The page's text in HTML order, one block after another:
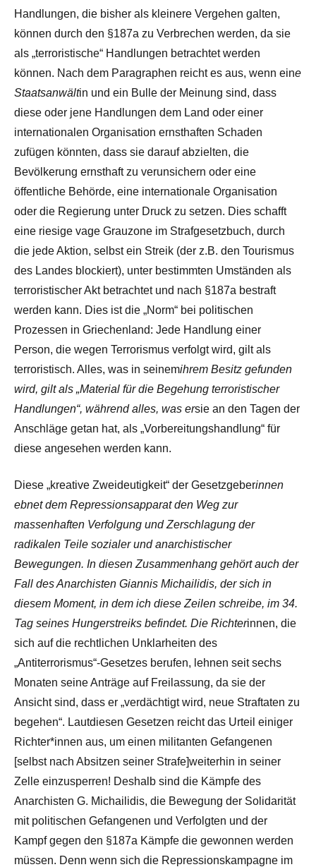
Handlungen, die bisher als kleinere Vergehen galten,
können durch den §187a zu Verbrechen werden, da sie
als „terroristische“ Handlungen betrachtet werden
können. Nach dem Paragraphen reicht es aus, wenn eine
Staatsanwältin und ein Bulle der Meinung sind, dass
diese oder jene Handlungen dem Land oder einer
internationalen Organisation ernsthaften Schaden
zufügen könnten, dass sie darauf abzielten, die
Bevölkerung ernsthaft zu verunsichern oder eine
öffentliche Behörde, eine internationale Organisation
oder die Regierung unter Druck zu setzen. Dies schafft
eine riesige vage Grauzone im Strafgesetzbuch, durch
die jede Aktion, selbst ein Streik (der z.B. den Tourismus
des Landes blockiert), unter bestimmten Umständen als
terroristischer Akt betrachtet und nach §187a bestraft
werden kann. Dies ist die „Norm“ bei politischen
Prozessen in Griechenland: Jede Handlung einer
Person, die wegen Terrorismus verfolgt wird, gilt als
terroristisch. Alles, was in seinemihrem Besitz gefunden
wird, gilt als „Material für die Begehung terroristischer
Handlungen“, während alles, was ersie an den Tagen der
Anschläge getan hat, als „Vorbereitungshandlung“ für
diese angesehen werden kann.
Diese „kreative Zweideutigkeit“ der Gesetzgeberinnen
ebnet dem Repressionsapparat den Weg zur
massenhaften Verfolgung und Zerschlagung der
radikalen Teile sozialer und anarchistischer
Bewegungen. In diesen Zusammenhang gehört auch der
Fall des Anarchisten Giannis Michailidis, der sich in
diesem Moment, in dem ich diese Zeilen schreibe, im 34.
Tag seines Hungerstreiks befindet. Die Richterinnen, die
sich auf die rechtlichen Unklarheiten des
„Antiterrorismus“-Gesetzes berufen, lehnen seit sechs
Monaten seine Anträge auf Freilassung, da sie der
Ansicht sind, dass er „verdächtigt wird, neue Straftaten zu
begehen“. Lautdiesen Gesetzen reicht das Urteil einiger
Richter*innen aus, um einen militanten Gefangenen
[selbst nach Absitzen seiner Strafe]weiterhin in seiner
Zelle einzusperren! Deshalb sind die Kämpfe des
Anarchisten G. Michailidis, die Bewegung der Solidarität
mit politischen Gefangenen und Verfolgten und der
Kampf gegen den §187a Kämpfe die gewonnen werden
müssen. Denn wenn sich die Repressionskampagne im